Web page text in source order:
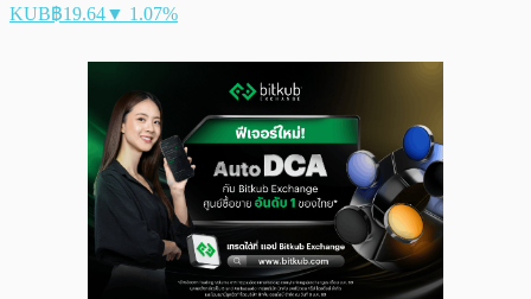
KUB฿19.64▼ 1.07%